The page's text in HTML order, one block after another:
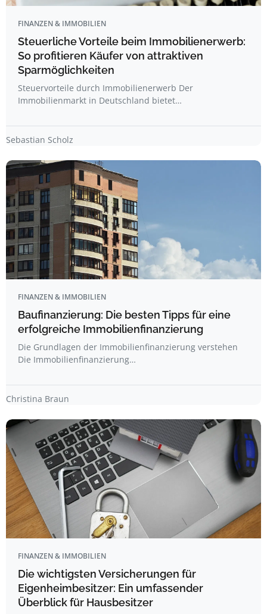
FINANZEN & IMMOBILIEN
Steuerliche Vorteile beim Immobilienerwerb:
So profitieren Käufer von attraktiven
Sparmöglichkeiten
Steuervorteile durch Immobilienerwerb Der
Immobilienmarkt in Deutschland bietet…
Sebastian Scholz
FINANZEN & IMMOBILIEN
Baufinanzierung: Die besten Tipps für eine
erfolgreiche Immobilienfinanzierung
Die Grundlagen der Immobilienfinanzierung verstehen
Die Immobilienfinanzierung…
Christina Braun
FINANZEN & IMMOBILIEN
Die wichtigsten Versicherungen für
Eigenheimbesitzer: Ein umfassender
Überblick für Hausbesitzer